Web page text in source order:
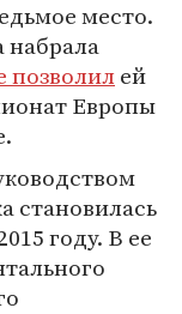
место.
набрала
позволилей
Европы
становилась
году. В ее